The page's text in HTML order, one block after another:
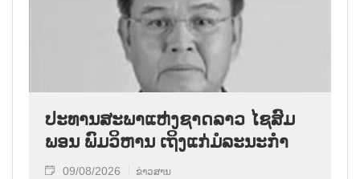
ປະທານສະພາແຫ່ງຊາດລາວ ໄຊສົມ
ພອນ ພົມວິຫານ ເຖິງແກ່ມໍລະນະກຳ
09/08/2026 ຂ່າວສານ